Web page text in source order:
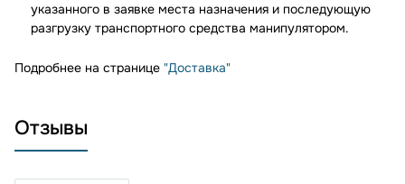
указанного в заявке места назначения и последующую
разгрузку транспортного средства манипулятором.
Подробнее на странице "Доставка"
Отзывы